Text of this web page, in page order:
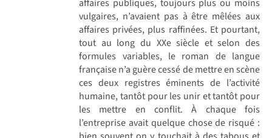
affaires publiques, toujours plus ou moins
vulgaires, n’avaient pas à être mêlées aux
affaires privées, plus raffinées. Et pourtant,
tout au long du XXe siècle et selon des
formules variables, le roman de langue
française n’a guère cessé de mettre en scène
ces deux registres éminents de l’activité
humaine, tantôt pour les unir et tantôt pour
les mettre en conflit. À chaque fois
l’entreprise avait quelque chose de risqué :